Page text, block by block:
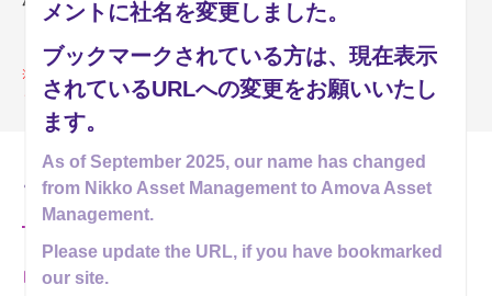
休業日の場合は翌営業日
このファンドは償還済みです。償還価額は、販売会社もしくはアモーヴ
ァ・アセットマネジメントまでお問い合わせください。
ファンドの資料
最新の交付運用報告書
メントに社名を変更しました。
ブックマークされている方は、現在表示
されているURLへの変更をお願いいたし
ます。
As of September 2025, our name has changed
from Nikko Asset Management to Amova Asset
Management.
Please update the URL, if you have bookmarked
our site.